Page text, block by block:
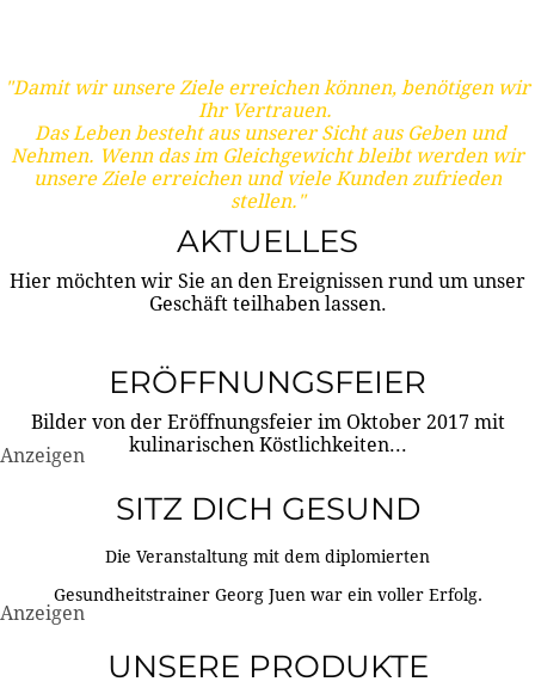
"Damit wir unsere Ziele erreichen können, benötigen wir
Ihr Vertrauen.
Das Leben besteht aus unserer Sicht aus Geben und
Nehmen. Wenn das im Gleichgewicht bleibt werden wir
unsere Ziele erreichen und viele Kunden zufrieden
stellen."
AKTUELLES
Hier möchten wir Sie an den Ereignissen rund um unser
Geschäft teilhaben lassen.
ERÖFFNUNGSFEIER
Bilder von der Eröffnungsfeier im Oktober 2017 mit
kulinarischen Köstlichkeiten...
Anzeigen
SITZ DICH GESUND
Die Veranstaltung mit dem diplomierten
Gesundheitstrainer Georg Juen war ein voller Erfolg.
Anzeigen
UNSERE PRODUKTE